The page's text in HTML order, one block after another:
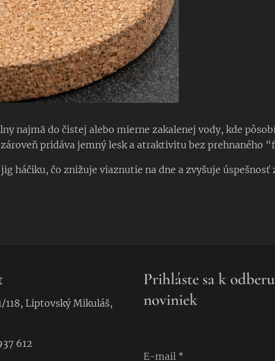
najmä do čistej alebo mierne zakalenej vody, kde
pridáva jemný lesk a atraktivitu bez prehnaného
háčiku, čo znižuje viaznutie na dne a zvyšuje úspešnosť
118, Liptovský Mikuláš,
612
Prihláste sa k odberu
noviniek
E-mail